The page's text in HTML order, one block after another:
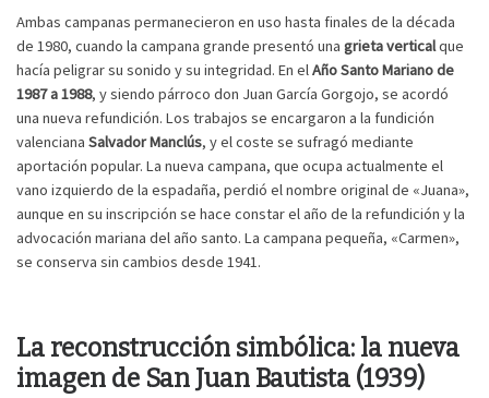
Ambas campanas permanecieron en uso hasta finales de la década
de 1980, cuando la campana grande presentó una grieta verticalque
hacía peligrar su sonido y su integridad. En elAño Santo Mariano de
1987 a 1988, y siendo párroco don Juan García Gorgojo, se acordó
una nueva refundición. Los trabajos se encargaron a la fundición
valenciana Salvador Manclús, y el coste se sufragó mediante
aportación popular. La nueva campana, que ocupa actualmente el
vano izquierdo de la espadaña, perdió el nombre original de «Juana»,
aunque en su inscripción se hace constar el año de la refundición y la
advocación mariana del año santo. La campana pequeña, «Carmen»,
se conserva sin cambios desde 1941.
La reconstrucción simbólica: la nueva
imagen de San Juan Bautista (1939)